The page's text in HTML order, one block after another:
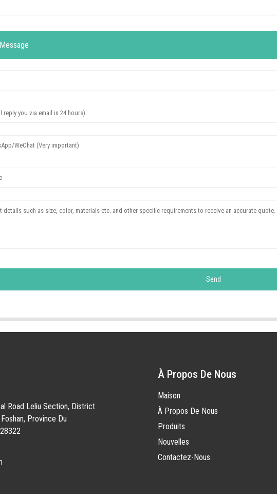
Send
Road Leliu Section, District
Province Du
À Propos De Nous
Maison
À Propos De Nous
Produits
Nouvelles
Contactez-Nous